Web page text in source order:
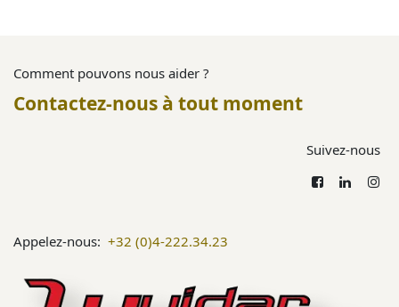
Comment pouvons nous aider ?
Contactez-nous à tout moment
Suivez-nous
Appelez-nous: +32 (0)4-222.34.23